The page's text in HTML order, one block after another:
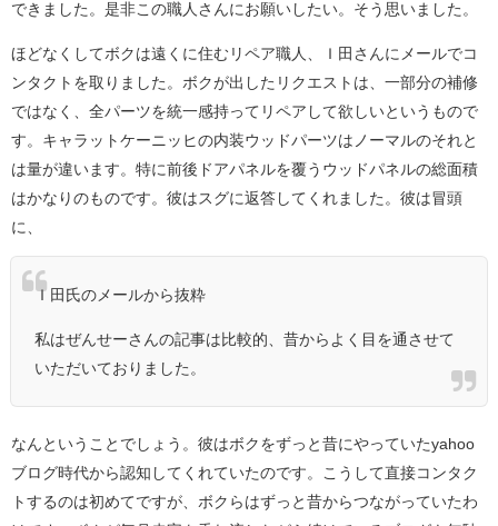
できました。是非この職人さんにお願いしたい。そう思いました。
ほどなくしてボクは遠くに住むリペア職人、Ｉ田さんにメールでコ
ンタクトを取りました。ボクが出したリクエストは、一部分の補修
ではなく、全パーツを統一感持ってリペアして欲しいというもので
す。キャラットケーニッヒの内装ウッドパーツはノーマルのそれと
は量が違います。特に前後ドアパネルを覆うウッドパネルの総面積
はかなりのものです。彼はスグに返答してくれました。彼は冒頭
に、
Ｉ田氏のメールから抜粋
私はぜんせーさんの記事は比較的、昔からよく目を通させて
いただいておりました。
なんということでしょう。彼はボクをずっと昔にやっていたyahoo
ブログ時代から認知してくれていたのです。こうして直接コンタク
トするのは初めてですが、ボクらはずっと昔からつながっていたわ